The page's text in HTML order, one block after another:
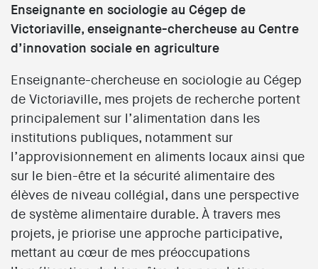
Enseignante en sociologie au Cégep de
Victoriaville, enseignante-chercheuse au Centre
d’innovation sociale en agriculture
Enseignante-chercheuse en sociologie au Cégep
de Victoriaville, mes projets de recherche portent
principalement sur l’alimentation dans les
institutions publiques, notamment sur
l’approvisionnement en aliments locaux ainsi que
sur le bien-être et la sécurité alimentaire des
élèves de niveau collégial, dans une perspective
de système alimentaire durable. À travers mes
projets, je priorise une approche participative,
mettant au cœur de mes préoccupations